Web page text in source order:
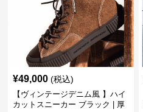
¥49,000 (税込)
【ヴィンテージデニム風 】ハイ
カットスニーカー ブラック | 厚